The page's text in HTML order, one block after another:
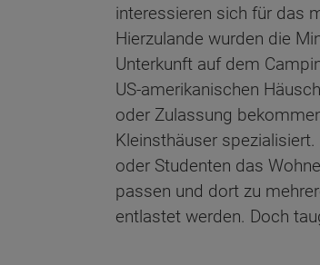
interessieren sich für das
Hierzulande wurden die
Unterkunft auf dem
US-amerikanischen
oder Zulassung
Kleinsthäuser
oder Studenten das
passen und dort zu
entlastet werden. Doch